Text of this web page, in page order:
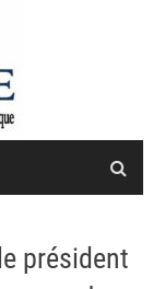
président